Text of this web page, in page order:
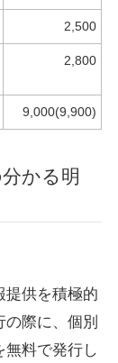
2,500
2,800
9,000(9,900)
かる明
提供を積極的
際に、個別
料で発行し